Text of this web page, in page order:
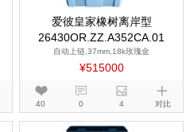
爱彼皇家橡树离岸型
26430OR.ZZ.A352CA.01
自动上链,37mm,18k玫瑰金
¥515000
40 0 4 对比